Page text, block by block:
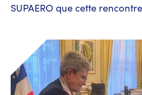
SUPAERO que cette